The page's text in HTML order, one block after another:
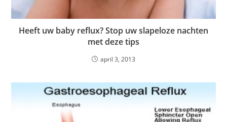
Heeft uw baby reflux? Stop uw slapeloze nachten
met deze tips
april 3, 2013